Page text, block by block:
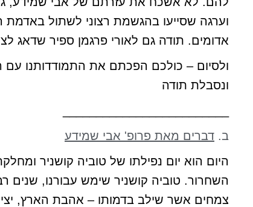
וערגה שסייעו בהגשמת רצוני לשתול
אדומים. תודה גם לאורי פרגמן ספיר שדאג
ולסיום – כולכם הפכתם את התמודדותנו
ונסבלת תודה
ב. דברים מאת פרופ' אבי שמידע
היום הוא יום נפילתו של טוביה קושניר
השחרור. טוביה קושניר שימש עבורנו, שנים
צמחים אשר שילב בדמותו – אהבת הארץ,